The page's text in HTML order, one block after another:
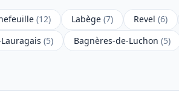
(12) Labège (7) Revel (6)
(5) Bagnères-de-Luchon (5)